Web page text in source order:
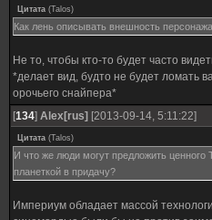
Цитата (Talos)
Как лень описывать внешность
Не то, чтобы кто-то будет часто
*делает вид, будто не будет ломать
орочьего снайпера*
[134] Alex[rus] [2013-09-14, 5:11:22]
Цитата (Talos)
И что же люди могут предложить
планеткой в придачу?
Империум обладает массой